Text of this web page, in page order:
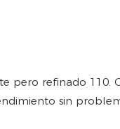
pero refinado
sin